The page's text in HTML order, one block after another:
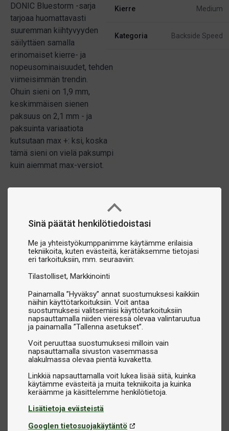
Sinä päätät henkilötiedoistasi
Me ja yhteistyökumppanimme käytämme erilaisia
tekniikoita, kuten evästeitä, kerätäksemme tietojasi
eri tarkoituksiin, mm. seuraaviin:
Tilastolliset Markkinointi
Painamalla ”Hyväksy” annat suostumuksesi kaikkiin
näihin käyttötarkoituksiin. Voit antaa
suostumuksesi valitsemiisi käyttötarkoituksiin
napsauttamalla niiden vieressä olevaa valintaruutua
ja painamalla ”Tallenna asetukset”.
Voit peruuttaa suostumuksesi milloin vain
napsauttamalla sivuston vasemmassa
alakulmassa olevaa pientä kuvaketta.
Linkkiä napsauttamalla voit lukea lisää siitä, kuinka
käytämme evästeitä ja muita tekniikoita ja kuinka
Lisätietoja evästeistä
Googlen tietosuojakäytäntö
DONIC Bluestorm -sarja
tarjoaa huomattavasti
suuremman kiihtyvyyden
säilyttäen samalla
erinomaiset kierre- ja
nopeusominaisuudet, tehden
viimeisimmän trendin.
Ohuin sieni on 1,9 mm,
keskimmäisen sienen
paksuus on 2,1 mm - ja
paksuinta variaatiota
kutsutaan max +: ksi, koska
tämä sieni on vielä paksumpi
kuin aiemmat max-versiot.
Kierre Medium
Kategoria Backside Speed